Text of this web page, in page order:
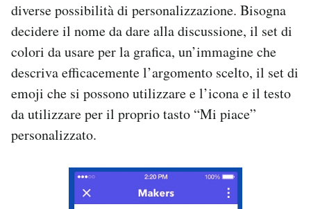
diverse possibilità di personalizzazione. Bisogna
decidere il nome da dare alla discussione, il set di
colori da usare per la grafica, un’immagine che
descriva efficacemente l’argomento scelto, il set di
emoji che si possono utilizzare e l’icona e il testo
da utilizzare per il proprio tasto “Mi piace”
personalizzato.